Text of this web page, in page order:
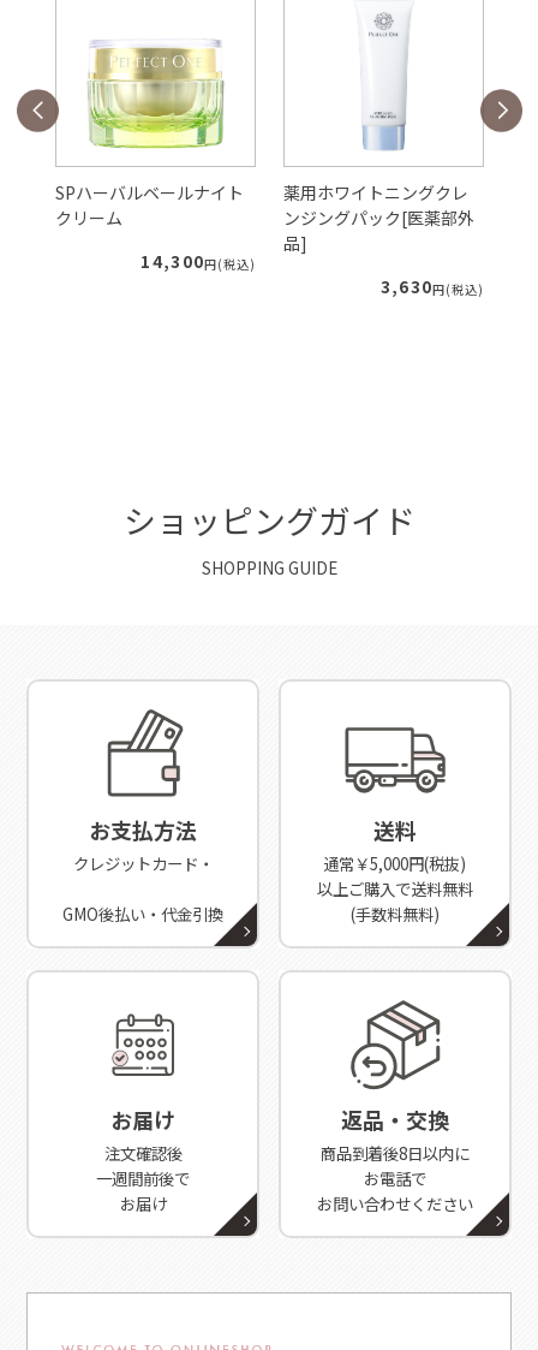
SPハーバルベールナイト
クリーム
14,300円(税込)
薬用ホワイトニングクレ
ンジングパック[医薬部外
品]
3,630円(税込)
ショッピングガイド
SHOPPING GUIDE
お支払方法
クレジットカード・
GMO後払い・代金引換
送料
通常￥5,000円(税抜)
以上ご購入で送料無料
(手数料無料)
お届け
注文確認後
一週間前後で
お届け
返品・交換
商品到着後8日以内に
お電話で
お問い合わせください